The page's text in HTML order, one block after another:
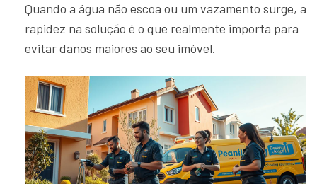
Quando a água não escoa ou um vazamento surge, a
rapidez na solução é o que realmente importa para
evitar danos maiores ao seu imóvel.